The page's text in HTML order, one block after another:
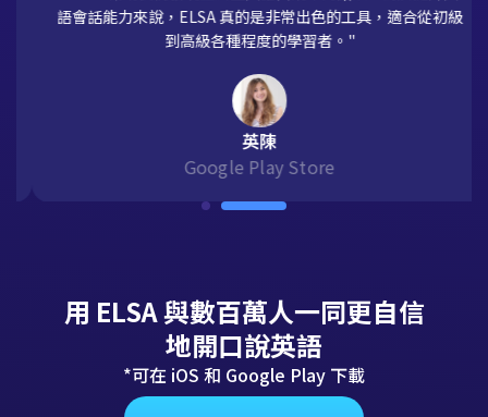
"ELSA 幫助我們發現並糾正英語口說中的錯誤。對於提升英
語會話能力來說，ELSA 真的是非常出色的工具，適合從初級
英陳
用 ELSA 與數百萬人一同更自信
地開口說英語
*可在 iOS 和 Google Play 下載